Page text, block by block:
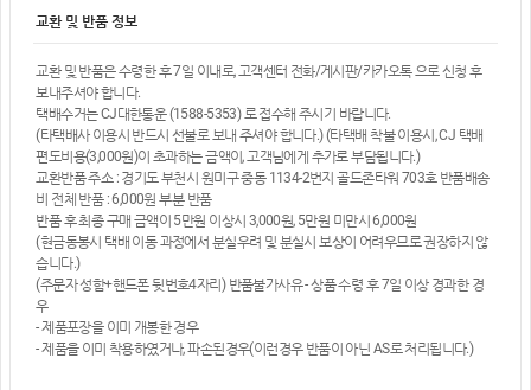
교환 및 반품 정보
교환 및 반품은 수령한 후 7일 이내로, 고객센터 전화/게시판/카카오톡 으로 신청 후
보내주셔야 합니다.
택배수거는 CJ대한통운 (1588-5353) 로 접수해 주시기 바랍니다.
(타택배사 이용시 반드시 선불로 보내 주셔야 합니다.) (타택배 착불 이용시, CJ 택배
편도비용(3,000원)이 초과하는 금액이, 고객님에게 추가로 부담됩니다.)
교환반품 주소 : 경기도 부천시 원미구 중동 1134-2번지 골드존타워 703호 반품배송
비 전체 반품 : 6,000원 부분 반품
반품 후 최종 구매 금액이 5만원 이상시 3,000원, 5만원 미만시 6,000원
(현금동봉시 택배 이동 과정에서 분실우려 및 분실시 보상이 어려우므로 권장하지 않
습니다.)
(주문자 성함+핸드폰 뒷번호4자리) 반품불가사유 - 상품 수령 후 7일 이상 경과한 경
우
- 제품포장을 이미 개봉한 경우
- 제품을 이미 착용하였거나, 파손된경우(이런경우 반품이 아닌 AS로 처리됩니다.)